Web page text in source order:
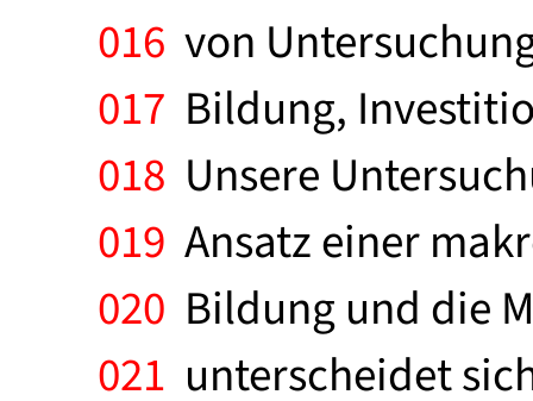
016 von
017 Bildung,
018 Unsere
019 Ansatz einer
020 Bildung und die
021 unterscheidet